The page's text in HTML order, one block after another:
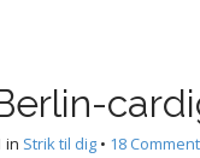
in Strik til dig • 18